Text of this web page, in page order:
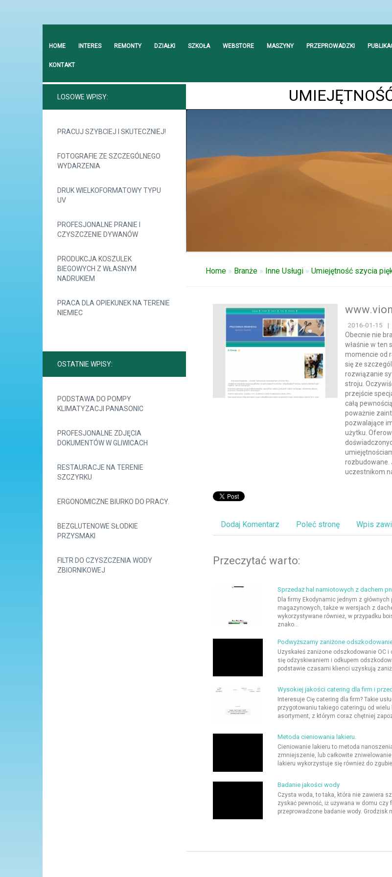
HOME INTERES REMONTY DZIAŁKI SZKOŁA WEBSTORE MASZYNY PRZEPROWADZKI
KONTAKT
LOSOWE WPISY:
PRACUJ SZYBCIEJ I SKUTECZNIEJ!
FOTOGRAFIE ZE SZCZEGÓLNEGO
WYDARZENIA
DRUK WIELKOFORMATOWY TYPU
UV
PROFESJONALNE PRANIE I
CZYSZCZENIE DYWANÓW
PRODUKCJA KOSZULEK
BIEGOWYCH Z WŁASNYM
NADRUKIEM
PRACA DLA OPIEKUNEK NA TERENIE
NIEMIEC
OSTATNIE WPISY:
PODSTAWA DO POMPY
KLIMATYZACJI PANASONIC
PROFESJONALNE ZDJĘCIA
DOKUMENTÓW W GLIWICACH
RESTAURACJE NA TERENIE
SZCZYRKU
ERGONOMICZNE BIURKO DO PRACY.
BEZGLUTENOWE SŁODKIE
PRZYSMAKI
FILTR DO CZYSZCZENIA WODY
ZBIORNIKOWEJ
Home» Branże» Inne Usługi» Umiejętność szycia
2016-01-15 |
Obecnie nie
właśnie w ten
momencie od
się ze
rozwiązanie
stroju.
przejście
całą
poważnie
pozwalające
użytku.
rozbudowane.
uczestnikom
Dodaj Komentarz Poleć stronę Wpis
Przeczytać warto:
Sprzedaż hal namiotowych z dachem
Dla firmy Ekodynamic jednym z
magazynowych, także w wersjach z
wykorzystywane również, w przypadku
znako...
Podwyższamy zaniżone
Uzyskałeś zaniżone odszkodowanie OC
się odzyskiwaniem i odkupem
podstawie czasami klienci uzyskują
Wysokiej jakości catering dla firm i
Interesuje Cię catering dla firm? Takie
przygotowaniu takiego cateringu od
asortyment, z którym coraz chętniej
Metoda cieniowania lakieru.
Cieniowanie lakieru to metoda
zmniejszenie, lub całkowite
lakieru wykorzystuje się również do
Badanie jakości wody
Czysta woda, to taka, która nie zawiera
zyskać pewność, iż używana w domu
przeprowadzone badanie wody. Grodzisk